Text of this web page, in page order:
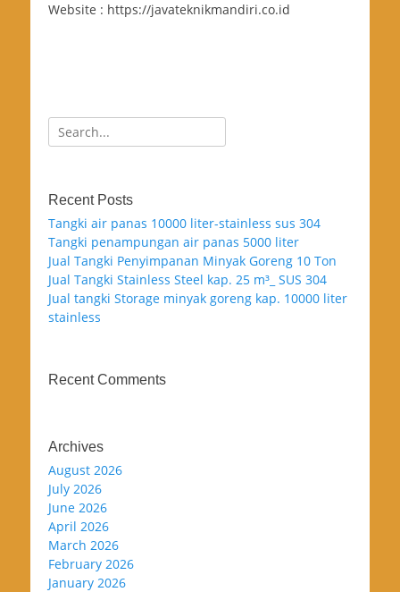
Website : https://javateknikmandiri.co.id
Search
for:
Recent Posts
Tangki air panas 10000 liter-stainless sus 304
Tangki penampungan air panas 5000 liter
Jual Tangki Penyimpanan Minyak Goreng 10 Ton
Jual Tangki Stainless Steel kap. 25 m³_ SUS 304
Jual tangki Storage minyak goreng kap. 10000 liter
stainless
Recent Comments
Archives
August 2026
July 2026
June 2026
April 2026
March 2026
February 2026
January 2026